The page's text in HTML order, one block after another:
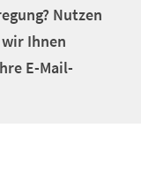
Nutzen
Ihnen
E-Mail-